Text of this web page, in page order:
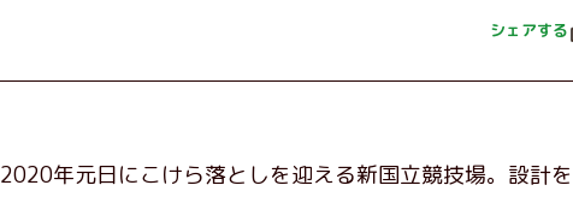
シェアする
2020年元日にこけら落としを迎える新国立競技場。設計を